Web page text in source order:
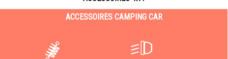
ACCESSOIRES CAMPING CAR